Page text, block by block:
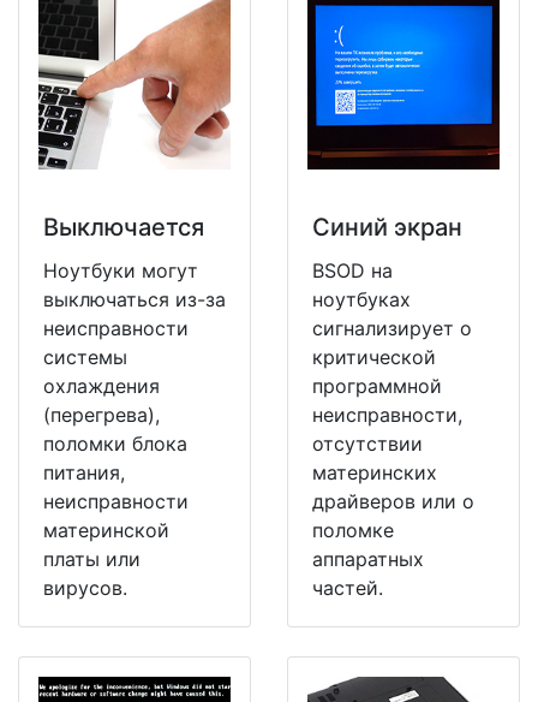
Выключается
Ноутбуки могут
выключаться из-за
неисправности
системы
охлаждения
(перегрева),
поломки блока
питания,
неисправности
материнской
платы или
вирусов.
Синий экран
BSOD на
ноутбуках
сигнализирует о
критической
программной
неисправности,
отсутствии
материнских
драйверов или о
поломке
аппаратных
частей.